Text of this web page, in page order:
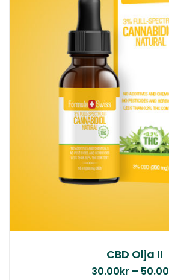
CBD Olja II
30.00kr – 50.00